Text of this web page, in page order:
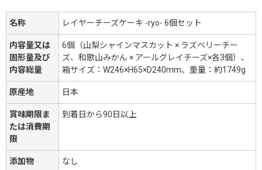
名称 レイヤーチーズケーキ -ryo- 6個セット
内容量又は
固形量及び
内容総量
6個（山梨シャインマスカット × ラズベリーチー
ズ、和歌山みかん × アールグレイチーズ×各3個）、
箱サイズ：W246×H65×D240mm、重量：約1749g
原産地 日本
賞味期限ま
たは消費期
限
到着日から90日以上
添加物 なし